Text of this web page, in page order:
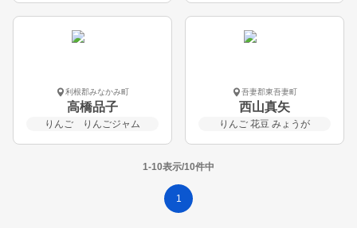
利根郡みなかみ町
高橋品子
りんご りんごジャム
吾妻郡東吾妻町
西山真矢
りんご 花豆 みょうが
1-10表示/10件中
1